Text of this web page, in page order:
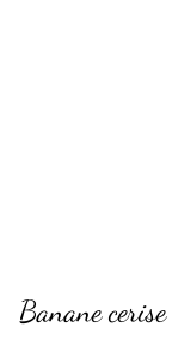
Banane cerise